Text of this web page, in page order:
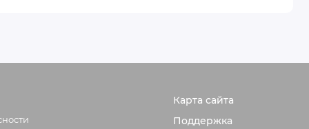
Карта сайта
Поддержка